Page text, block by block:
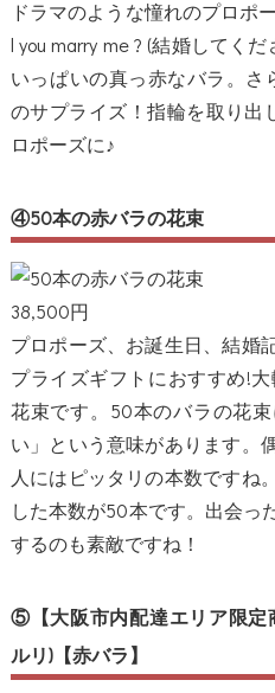
ドラマのような憧れのプロポ
l you marry me ? (結婚してく
いっぱいの真っ赤なバラ。さ
のサプライズ！指輪を取り出
ロポーズに♪
④50本の赤バラの花束
38,500円
プロポーズ、お誕生日、結婚
プライズギフトにおすすめ!
花束です。50本のバラの花
い」という意味があります。
人にはピッタリの本数ですね
した本数が50本です。出会っ
するのも素敵ですね！
⑤【大阪市内配達エリア限定
ルリ)【赤バラ】